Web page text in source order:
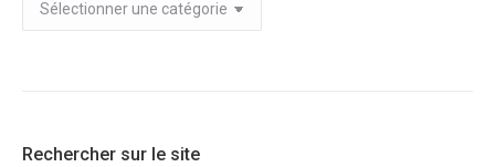
sur
Rechercher sur le site